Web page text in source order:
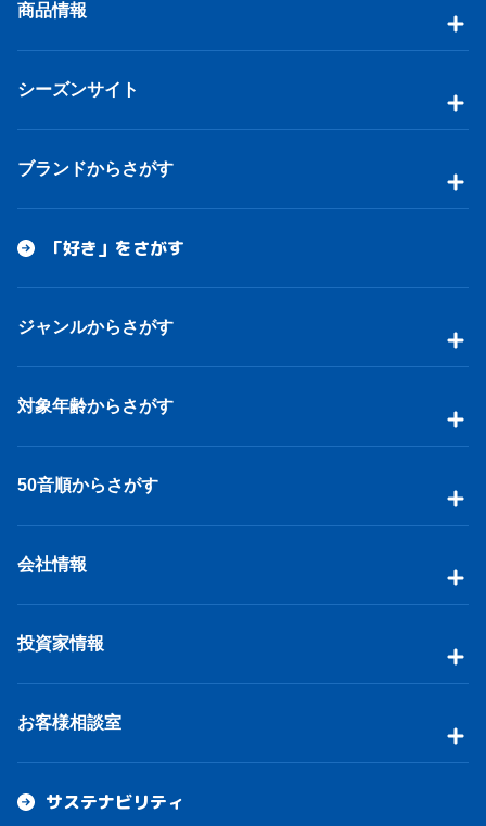
商品情報
シーズンサイト
ブランドからさがす
「好き」をさがす
ジャンルからさがす
対象年齢からさがす
50音順からさがす
会社情報
投資家情報
お客様相談室
サステナビリティ